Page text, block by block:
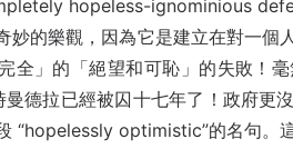
hopeless-ignominious
妙的樂觀，因為它是建立在對一
全」的「絕望和可恥」的失敗！
德拉已經被囚十七年了！政府更
“hopelessly optimistic”的名句。